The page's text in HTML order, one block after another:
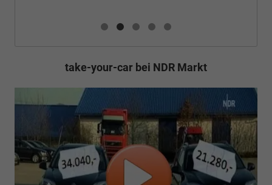
take-your-car bei NDR Markt